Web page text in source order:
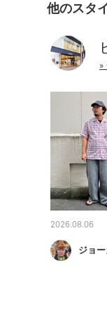
他のスタ
»
2026.08.06
ジョ